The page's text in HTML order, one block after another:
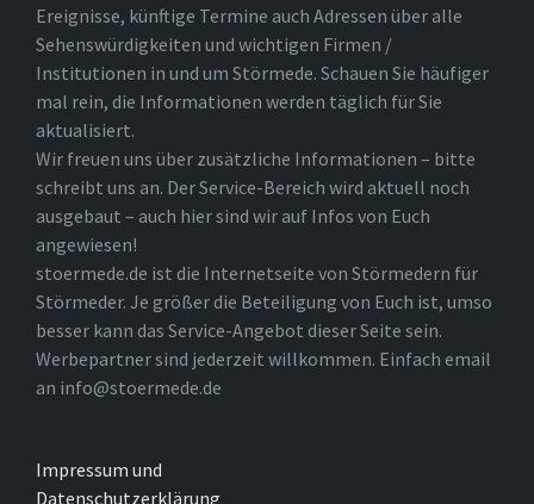
Ereignisse, künftige Termine auch Adressen über alle
Sehenswürdigkeiten und wichtigen Firmen /
Institutionen in und um Störmede. Schauen Sie häufiger
mal rein, die Informationen werden täglich für Sie
aktualisiert.
Wir freuen uns über zusätzliche Informationen – bitte
schreibt uns an. Der Service-Bereich wird aktuell noch
ausgebaut – auch hier sind wir auf Infos von Euch
angewiesen!
stoermede.de ist die Internetseite von Störmedern für
Störmeder. Je größer die Beteiligung von Euch ist, umso
besser kann das Service-Angebot dieser Seite sein.
Werbepartner sind jederzeit willkommen. Einfach email
an info@stoermede.de
Impressum und
Datenschutzerklärung